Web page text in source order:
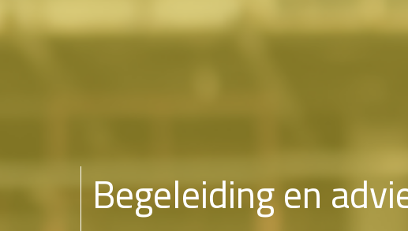
Begeleiding en